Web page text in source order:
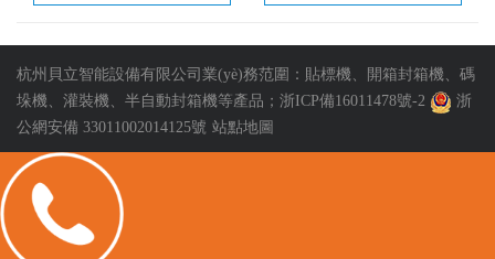
杭州貝立智能設備有限公司業(yè)務范圍：貼標機、開箱封箱機、碼
垛機、灌裝機、半自動封箱機等產品； 浙ICP備16011478號-2
浙
公網安備 33011002014125號 站點地圖